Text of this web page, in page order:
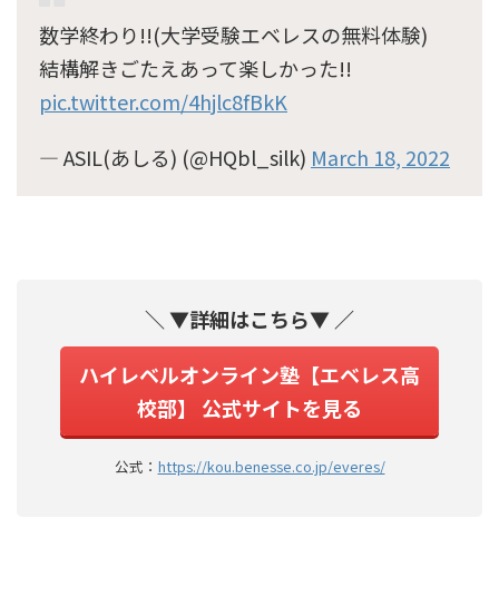
数学終わり!!(大学受験エベレスの無料体験)
結構解きごたえあって楽しかった!!
pic.twitter.com/4hjlc8fBkK
— ASIL(あしる)‎ (@HQbl_silk) March 18, 2022
＼ ▼詳細はこちら▼ ／
ハイレベルオンライン塾【エベレス高
校部】 公式サイトを見る
公式： https://kou.benesse.co.jp/everes/